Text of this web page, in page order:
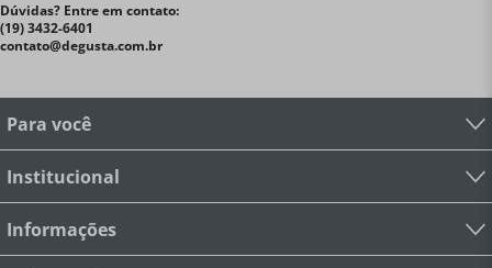
Dúvidas? Entre em contato:
(19) 3432-6401
contato@degusta.com.br
Para você
Institucional
Informações